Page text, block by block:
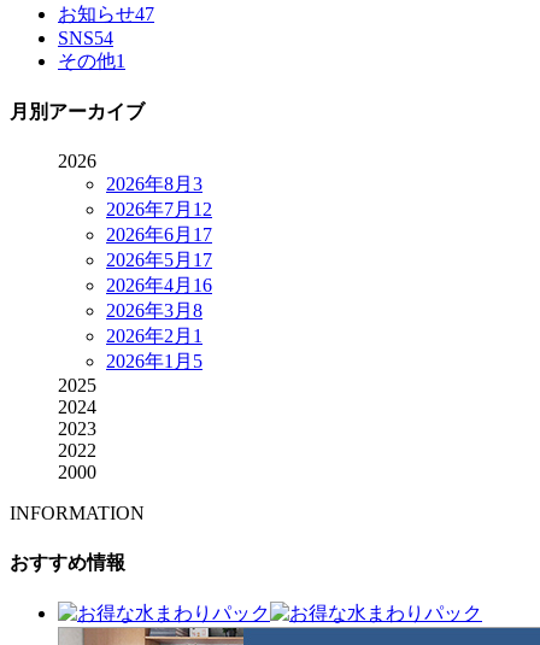
お知らせ47
SNS54
その他1
月別アーカイブ
2026
2026年8月 3
2026年7月 12
2026年6月 17
2026年5月 17
2026年4月 16
2026年3月 8
2026年2月 1
2026年1月 5
2025
2024
2023
2022
2000
INFORMATION
おすすめ情報